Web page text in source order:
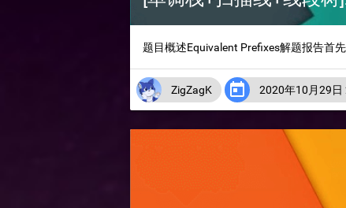
题目概述Equivalent Prefixes解题报告首
ZigZagK  2020年10月29日